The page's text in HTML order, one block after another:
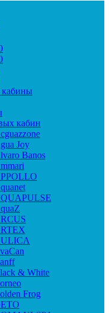
кабины
кабин
Joy
Banos
& White
Frog